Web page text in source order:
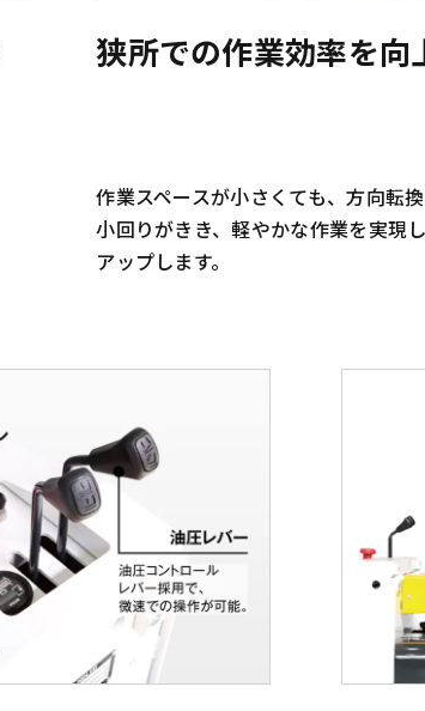
狭所での作業効率を
作業スペースが小さくても、方向転
小回りがきき、軽やかな作業を実現
アップします。